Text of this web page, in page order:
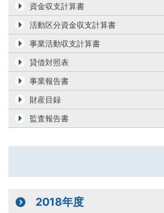
資金収支計算書
活動区分資金収支計算書
事業活動収支計算書
貸借対照表
事業報告書
財産目録
監査報告書
2018年度